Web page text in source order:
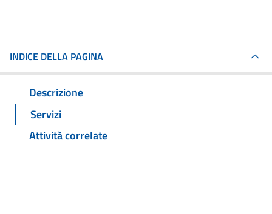
INDICE DELLA PAGINA
Descrizione
Servizi
Attività correlate